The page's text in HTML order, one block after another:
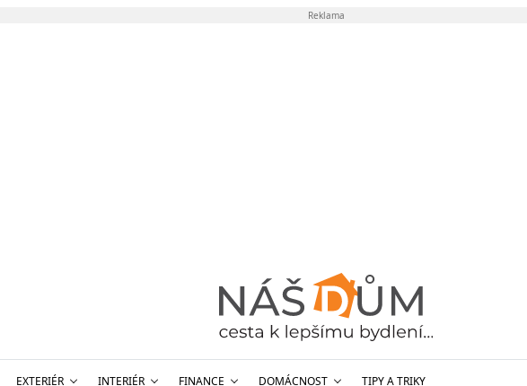
Reklama
EXTERIÉR INTERIÉR FINANCE DOMÁCNOST TIPY A TRIKY